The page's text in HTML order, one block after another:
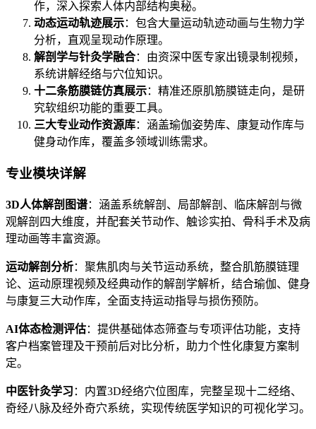
作，深入探索人体内部结构奥秘。
动态运动轨迹展示：包含大量运动轨迹动画与生物力学
分析，直观呈现动作原理。
解剖学与针灸学融合：由资深中医专家出镜录制视频，
系统讲解经络与穴位知识。
十二条筋膜链仿真展示：精准还原肌筋膜链走向，是研
究软组织功能的重要工具。
三大专业动作资源库：涵盖瑜伽姿势库、康复动作库与
健身动作库，覆盖多领域训练需求。
专业模块详解
3D人体解剖图谱：涵盖系统解剖、局部解剖、临床解剖与微
观解剖四大维度，并配套关节动作、触诊实拍、骨科手术及病
理动画等丰富资源。
运动解剖分析：聚焦肌肉与关节运动系统，整合肌筋膜链理
论、运动原理视频及经典动作的解剖学解析，结合瑜伽、健身
与康复三大动作库，全面支持运动指导与损伤预防。
AI体态检测评估：提供基础体态筛查与专项评估功能，支持
客户档案管理及干预前后对比分析，助力个性化康复方案制
定。
中医针灸学习 ：内置3D经络穴位图库，完整呈现十二经络、
奇经八脉及经外奇穴系统，实现传统医学知识的可视化学习。